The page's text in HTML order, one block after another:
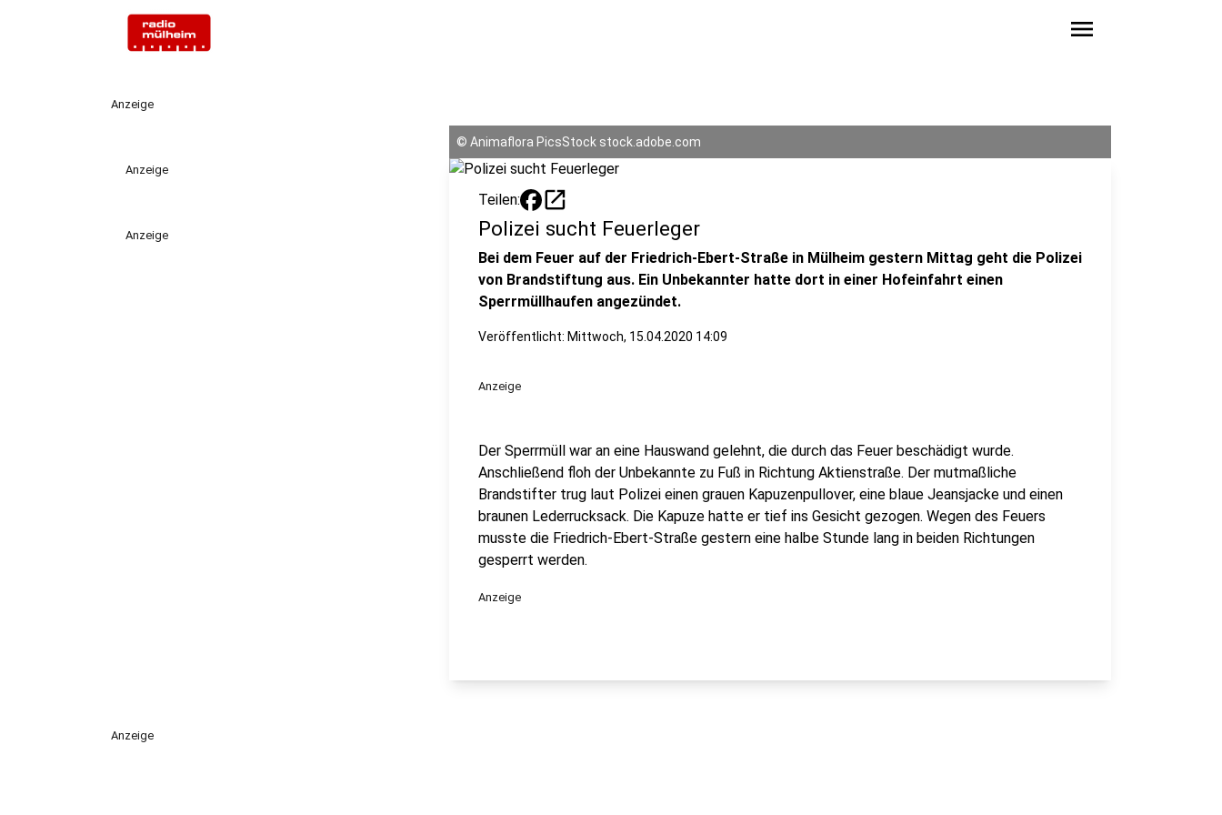
menu
Anzeige
Anzeige
Anzeige
© Animaflora PicsStock stock.adobe.com
Teilen: open_in_new
Polizei sucht Feuerleger
Bei dem Feuer auf der Friedrich-Ebert-Straße in Mülheim gestern Mittag geht die Polizei
von Brandstiftung aus. Ein Unbekannter hatte dort in einer Hofeinfahrt einen
Sperrmüllhaufen angezündet.
Veröffentlicht: Mittwoch, 15.04.2020 14:09
Anzeige
Der Sperrmüll war an eine Hauswand gelehnt, die durch das Feuer beschädigt wurde.
Anschließend floh der Unbekannte zu Fuß in Richtung Aktienstraße. Der mutmaßliche
Brandstifter trug laut Polizei einen grauen Kapuzenpullover, eine blaue Jeansjacke und einen
braunen Lederrucksack. Die Kapuze hatte er tief ins Gesicht gezogen. Wegen des Feuers
musste die Friedrich-Ebert-Straße gestern eine halbe Stunde lang in beiden Richtungen
gesperrt werden.
Anzeige
Anzeige